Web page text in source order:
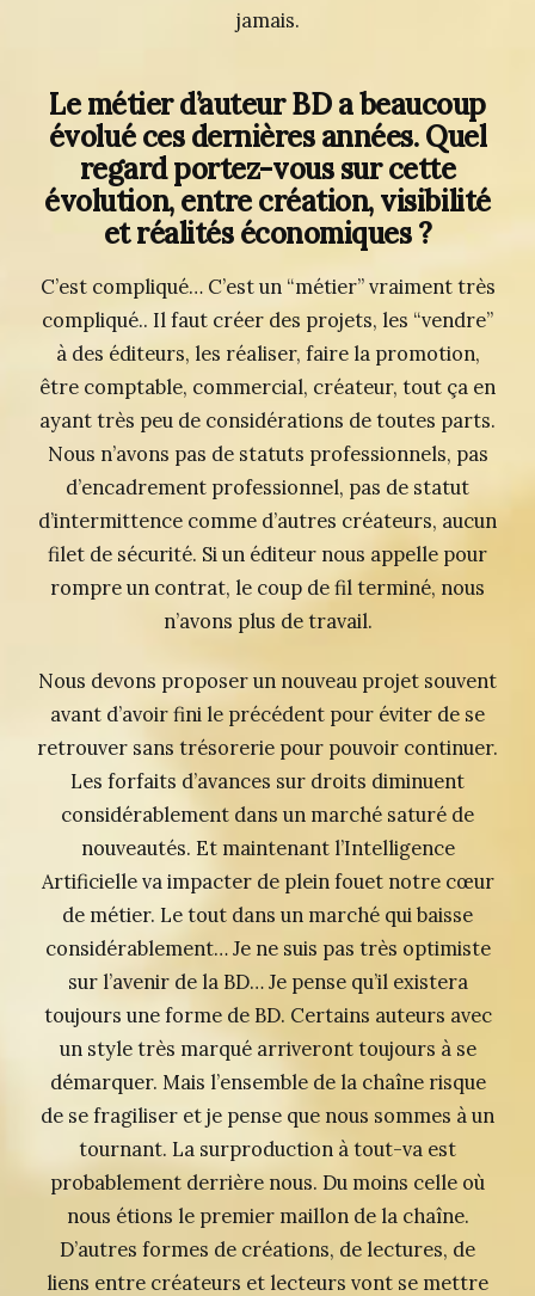
jamais.
Le métier d’auteur BD a beaucoup
évolué ces dernières années. Quel
regard portez-vous sur cette
évolution, entre création, visibilité
et réalités économiques ?
C’est compliqué… C’est un “métier” vraiment très
compliqué.. Il faut créer des projets, les “vendre”
à des éditeurs, les réaliser, faire la promotion,
être comptable, commercial, créateur, tout ça en
ayant très peu de considérations de toutes parts.
Nous n’avons pas de statuts professionnels, pas
d’encadrement professionnel, pas de statut
d’intermittence comme d’autres créateurs, aucun
filet de sécurité. Si un éditeur nous appelle pour
rompre un contrat, le coup de fil terminé, nous
n’avons plus de travail.
Nous devons proposer un nouveau projet souvent
avant d’avoir fini le précédent pour éviter de se
retrouver sans trésorerie pour pouvoir continuer.
Les forfaits d’avances sur droits diminuent
considérablement dans un marché saturé de
nouveautés. Et maintenant l’Intelligence
Artificielle va impacter de plein fouet notre cœur
de métier. Le tout dans un marché qui baisse
considérablement… Je ne suis pas très optimiste
sur l’avenir de la BD… Je pense qu’il existera
toujours une forme de BD. Certains auteurs avec
un style très marqué arriveront toujours à se
démarquer. Mais l’ensemble de la chaîne risque
de se fragiliser et je pense que nous sommes à un
tournant. La surproduction à tout-va est
probablement derrière nous. Du moins celle où
nous étions le premier maillon de la chaîne.
D’autres formes de créations, de lectures, de
liens entre créateurs et lecteurs vont se mettre